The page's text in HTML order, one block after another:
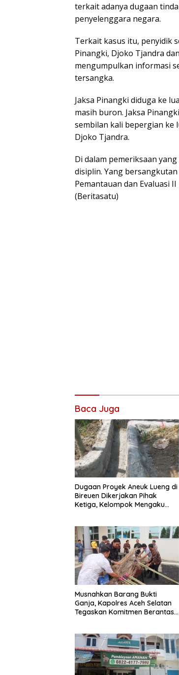
terkait adanya dugaan
penyelenggara negara.
Terkait kasus itu, penyidik
Pinangki, Djoko Tjandra
mengumpulkan informasi
tersangka.
Jaksa Pinangki diduga ke
masih buron. Jaksa
sembilan kali bepergian ke
Djoko Tjandra.
Di dalam pemeriksaan
disiplin. Yang
Pemantauan dan Evaluasi
(Beritasatu)
Baca Juga
Dugaan Proyek Aneuk Lueng di
Bireuen Dikerjakan Pihak
Ketiga, Kelompok Mengaku
Musnahkan Barang Bukti
Ganja, Kapolres Aceh Selatan
Tegaskan Komitmen Berantas